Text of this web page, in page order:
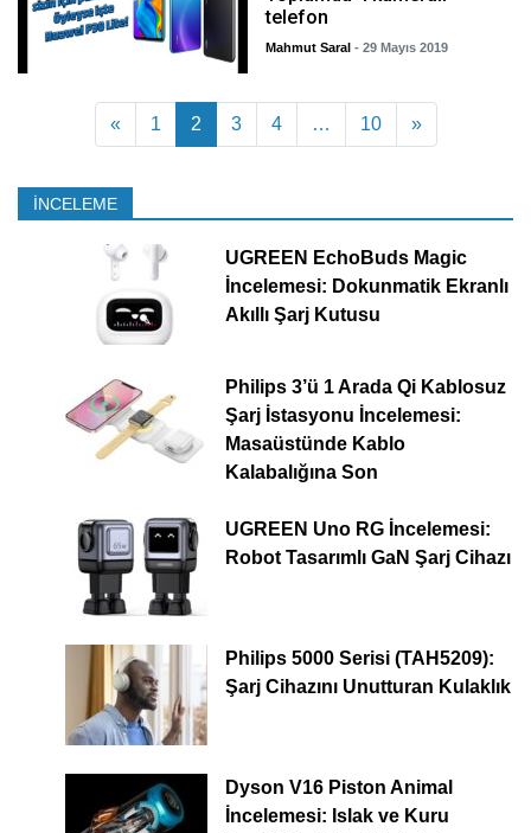
telefon
Mahmut Saral - 29 Mayıs 2019
Yazı dolaşımı
« 1 2 3 4 … 10 »
İNCELEME
UGREEN EchoBuds Magic
İncelemesi: Dokunmatik Ekranlı
Akıllı Şarj Kutusu
Philips 3’ü 1 Arada Qi Kablosuz
Şarj İstasyonu İncelemesi:
Masaüstünde Kablo
Kalabalığına Son
UGREEN Uno RG İncelemesi:
Robot Tasarımlı GaN Şarj Cihazı
Philips 5000 Serisi (TAH5209):
Şarj Cihazını Unutturan Kulaklık
Dyson V16 Piston Animal
İncelemesi: Islak ve Kuru